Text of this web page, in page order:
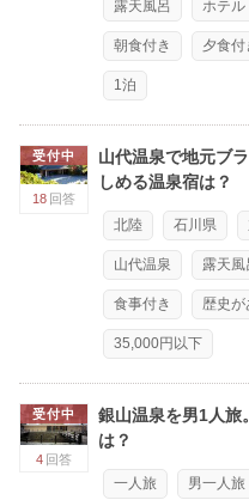
露天風呂 ホテル
朝食付き 夕食付
1泊
受付中
18 回答
山代温泉で地元ブ
しめる温泉宿は？
北陸 石川県
山代温泉 露天風
食事付き 歴史が
35,000円以下
受付中
4 回答
銀山温泉を男1人旅
は？
一人旅 男一人旅